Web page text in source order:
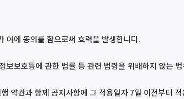
이에 동의를 함으로써 효력을 발생합니다.
보호등에 관한 법률 등 관련 법령을 위배하지 않는
약관과 함께 공지사항에 그 적용일자 7일 이전부터